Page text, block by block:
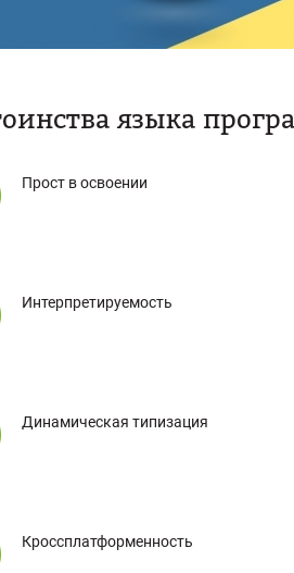
языка
Прост в освоении
Интерпретируемость
Динамическая типизация
Кроссплатформенность